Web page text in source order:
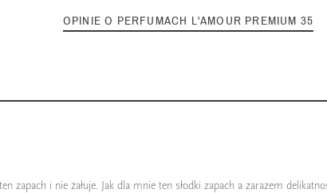
OPINIE O PERFUMACH L'AMOUR PREMIUM 35
zapach i nie żałuje. Jak dla mnie ten słodki zapach a zarazem